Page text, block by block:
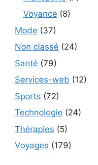
Voyance (8)
Mode (37)
Non classé (24)
Santé (79)
Services-web (12)
Sports (72)
Technologie (24)
Thérapies (5)
Voyages (179)